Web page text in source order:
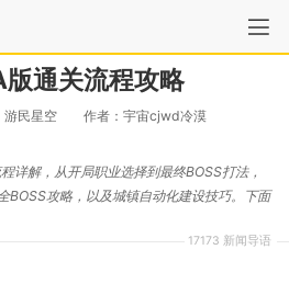
版通关流程攻略
游民星空 作者：宇宙cjwd冷漠
17173 新闻导语
详解，从开局职业选择到最终BOSS打法，
BOSS攻略，以及城镇自动化建设技巧。下面